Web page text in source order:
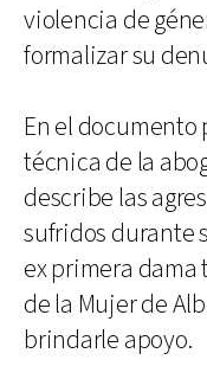
violencia de
formalizar su
En el documento
técnica de la
describe las
sufridos durante
ex primera
de la Mujer de
brindarle apoyo.